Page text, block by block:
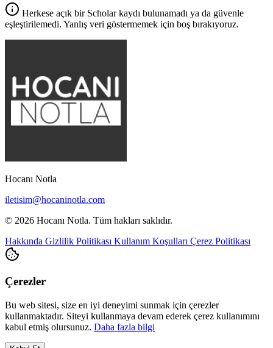
Herkese açık bir Scholar kaydı bulunamadı ya da güvenle
eşleştirilemedi. Yanlış veri göstermemek için boş bırakıyoruz.
Hocanı Notla
iletisim@hocaninotla.com
© 2026 Hocanı Notla. Tüm hakları saklıdır.
Hakkında Gizlilik Politikası Kullanım Koşulları Çerez Politikası
Çerezler
Bu web sitesi, size en iyi deneyimi sunmak için çerezler
kullanmaktadır. Siteyi kullanmaya devam ederek çerez kullanımını
kabul etmiş olursunuz. Daha fazla bilgi